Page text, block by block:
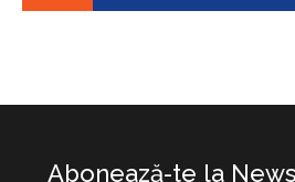
Abonează-te la